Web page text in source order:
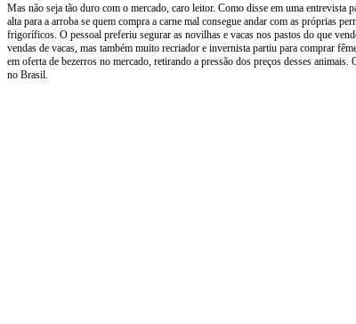
Mas não seja tão duro com o mercado, caro leitor. Como disse em uma
alta para a arroba se quem compra a carne mal consegue andar com as próprias
frigoríficos. O pessoal preferiu segurar as novilhas e vacas nos pastos do que
vendas de vacas, mas também muito recriador e invernista partiu para comprar
em oferta de bezerros no mercado, retirando a pressão dos preços desses
no Brasil.